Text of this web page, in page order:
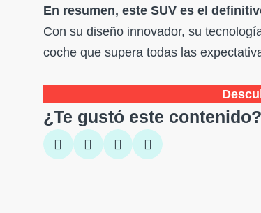
En resumen, este SUV es el
Con su diseño innovador, su
coche que supera todas las
¿Te gustó este